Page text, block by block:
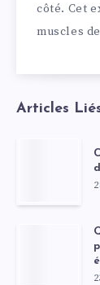
côté. Cet
muscles
Articles